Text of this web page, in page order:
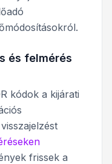
és felmérés
kódok a kijárati
frissek a